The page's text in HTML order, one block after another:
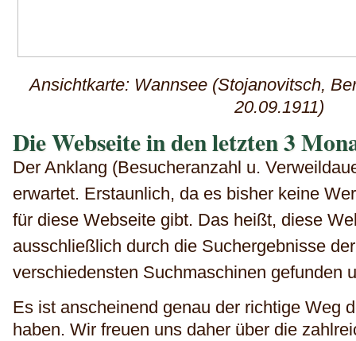
Ansichtkarte: Wannsee (Stojanovitsch,
20.09.1911)
Die Webseite in den letzten 3
Der Anklang (Besucheranzahl u.
erwartet. Erstaunlich, da es bisher keine
für diese Webseite gibt. Das heißt, diese
ausschließlich durch die Suchergebnisse
verschiedensten Suchmaschinen gefunden
Es ist anscheinend genau der richtige Weg
haben. Wir freuen uns daher über die